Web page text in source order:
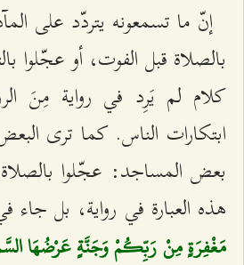
إنّ ما تسمعونه يتردّد على
بالصلاة قبل الفوت، أو عجّلوا
كلام لم يَرِد في رواية مِنَ
ابتكارات الناس. كما ترى
بعض المساجد: عجّلوا
هذه العبارة في رواية، بل جاء
مَغْفِرَةٍ مِنْ رَبِّكُمْ وَجَنَّةٍ عَرْضُهَا